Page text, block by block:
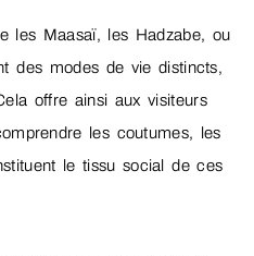
les Maasaï, les Hadzabe, ou
des modes de vie distincts,
offre ainsi aux visiteurs
les coutumes, les
le tissu social de ces